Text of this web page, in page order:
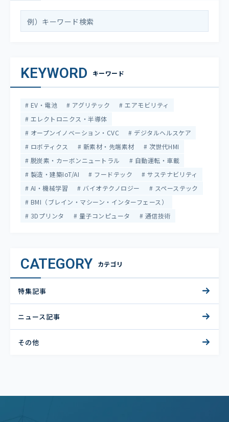
KEYWORD キーワード
EV・電池 アグリテック
エアモビリティ
エレクトロニクス・半導体
オープンイノベーション・CVC
デジタルヘルスケア
ロボティクス
新素材・先端素材
次世代HMI
脱炭素・カーボンニュートラル
自動運転・車載
製造・建築IoT/AI
フードテック
サステナビリティ
AI・機械学習
バイオテクノロジー
スペーステック
BMI（ブレイン・マシーン・インターフェース）
3Dプリンタ
量子コンピュータ 通信技術
CATEGORY カテゴリ
特集記事
ニュース記事
その他